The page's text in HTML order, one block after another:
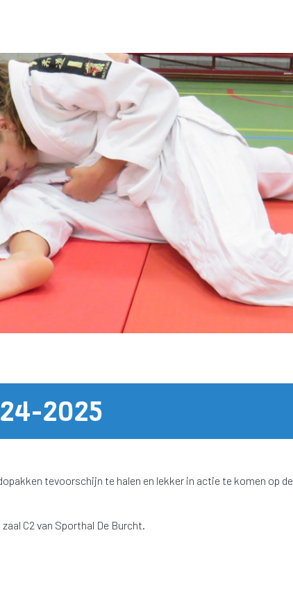
2025
tevoorschijn te halen en lekker in actie te komen op de
C2 van Sporthal De Burcht.